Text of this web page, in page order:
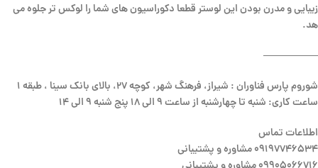
زیبایی و مدرن بودن این لوستر قطعا دکوراسیون های شما را لوکس تر جلوه می
هد.
—————–
شوروم پارس فناوران : شیراز، فرهنگ شهر، کوچه 27، بالای بانک سینا ، طبقه 1
ساعت کاری: شنبه تا چهارشنبه از ساعت 9 الی 18 پنج شنبه 9 الی 14
اطلاعات تماس
09197746534 مشاوره و پشتیبانی